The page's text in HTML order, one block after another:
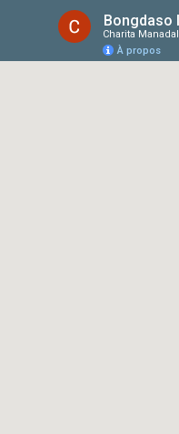
Charita Manadal
À propos